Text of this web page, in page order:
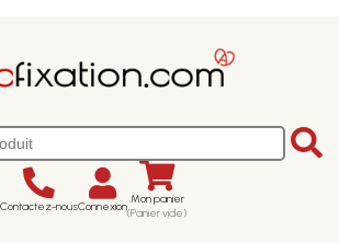
Contactez-nousConnexion Mon panier
(Panier vide)